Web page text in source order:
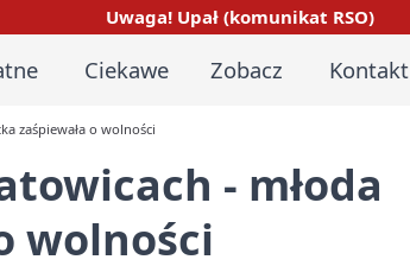
Uwaga! Upał (komunikat RSO)
Ciekawe Zobacz Kontakt
zaśpiewała o wolności
- młoda
wolności